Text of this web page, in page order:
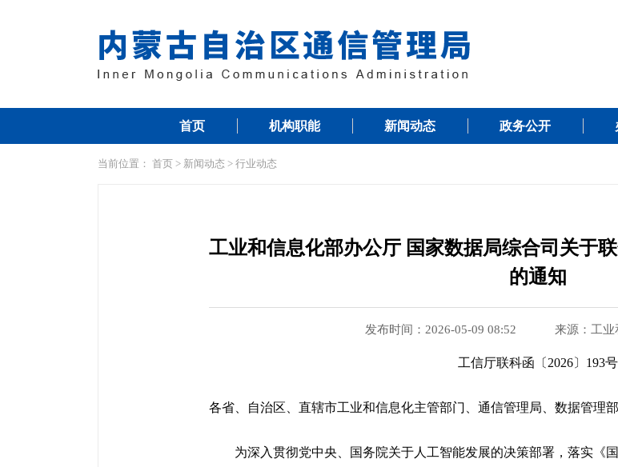
首页 机构职能 新闻动态 政务公开
当前位置： 首页 > 新闻动态 > 行业动态
工业和信息化部办公厅 国家数据局综合司关于
的通知
发布时间：2026-05-09 08:52 来源：工
工信厅联科函〔2026〕193号
各省、自治区、直辖市工业和信息化主管部门、通信管理局、数据管理
为深入贯彻党中央、国务院关于人工智能发展的决策部署，落实《